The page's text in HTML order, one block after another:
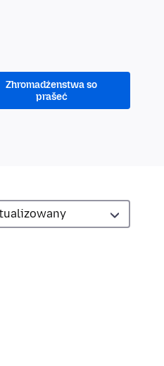
Zhromadźenstwa so
prašeć